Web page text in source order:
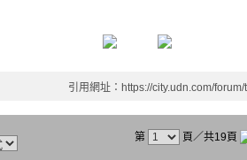
引用網址：https://city.udn.com/
第 頁／共19頁